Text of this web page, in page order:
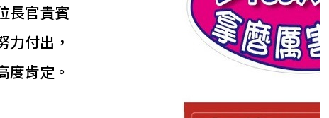
長官貴賓
力付出，
度肯定。